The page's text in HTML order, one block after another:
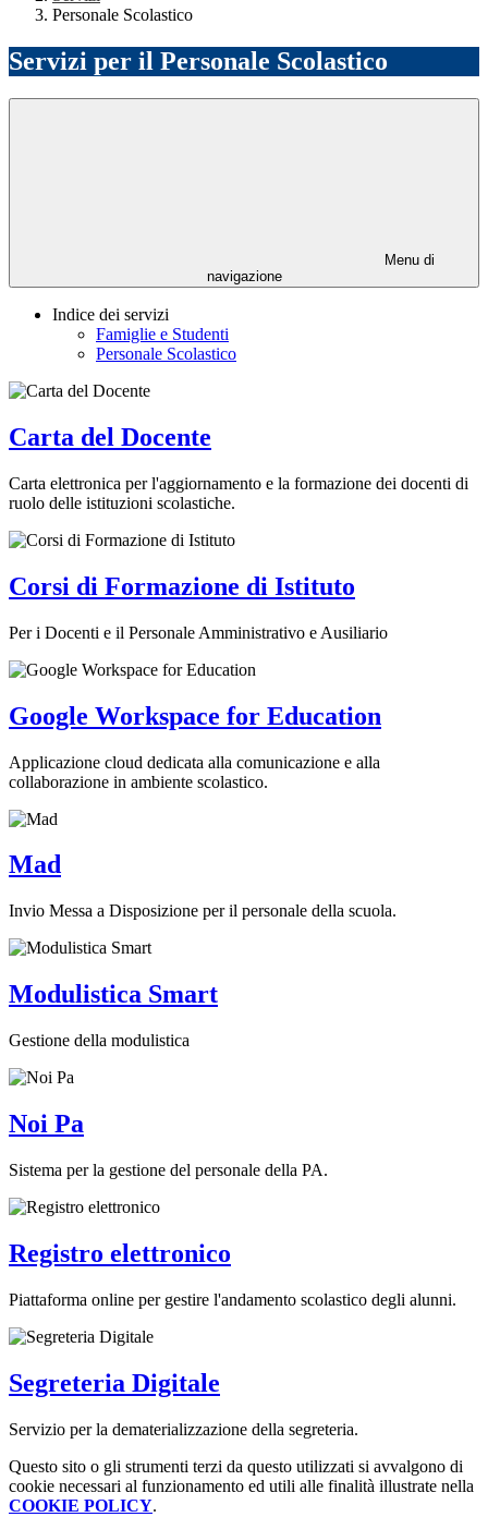
Personale Scolastico
Servizi per il Personale Scolastico
Menu di
navigazione
Indice dei servizi
Famiglie e Studenti
Personale Scolastico
Carta del Docente
Carta elettronica per l'aggiornamento e la formazione dei docenti di
ruolo delle istituzioni scolastiche.
Corsi di Formazione di Istituto
Per i Docenti e il Personale Amministrativo e Ausiliario
Google Workspace for Education
Applicazione cloud dedicata alla comunicazione e alla
collaborazione in ambiente scolastico.
Mad
Invio Messa a Disposizione per il personale della scuola.
Modulistica Smart
Gestione della modulistica
Noi Pa
Sistema per la gestione del personale della PA.
Registro elettronico
Piattaforma online per gestire l'andamento scolastico degli alunni.
Segreteria Digitale
Servizio per la dematerializzazione della segreteria.
Questo sito o gli strumenti terzi da questo utilizzati si avvalgono di
cookie necessari al funzionamento ed utili alle finalità illustrate nella
COOKIE POLICY.